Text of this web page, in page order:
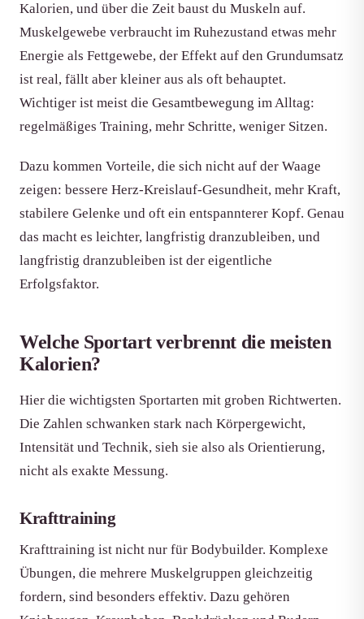
Kalorien, und über die Zeit baust du Muskeln auf.
Muskelgewebe verbraucht im Ruhezustand etwas mehr
Energie als Fettgewebe, der Effekt auf den Grundumsatz
ist real, fällt aber kleiner aus als oft behauptet.
Wichtiger ist meist die Gesamtbewegung im Alltag:
regelmäßiges Training, mehr Schritte, weniger Sitzen.
Dazu kommen Vorteile, die sich nicht auf der Waage
zeigen: bessere Herz-Kreislauf-Gesundheit, mehr Kraft,
stabilere Gelenke und oft ein entspannterer Kopf. Genau
das macht es leichter, langfristig dranzubleiben, und
langfristig dranzubleiben ist der eigentliche
Erfolgsfaktor.
Welche Sportart verbrennt die meisten
Kalorien?
Hier die wichtigsten Sportarten mit groben Richtwerten.
Die Zahlen schwanken stark nach Körpergewicht,
Intensität und Technik, sieh sie also als Orientierung,
nicht als exakte Messung.
Krafttraining
Krafttraining ist nicht nur für Bodybuilder. Komplexe
Übungen, die mehrere Muskelgruppen gleichzeitig
fordern, sind besonders effektiv. Dazu gehören